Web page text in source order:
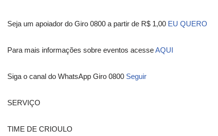
Seja um apoiador do Giro 0800 a partir de R$ 1,00 EU QUERO
Para mais informações sobre eventos acesseAQUI
Siga o canal do WhatsApp Giro 0800 Seguir
SERVIÇO
TIME DE CRIOULO